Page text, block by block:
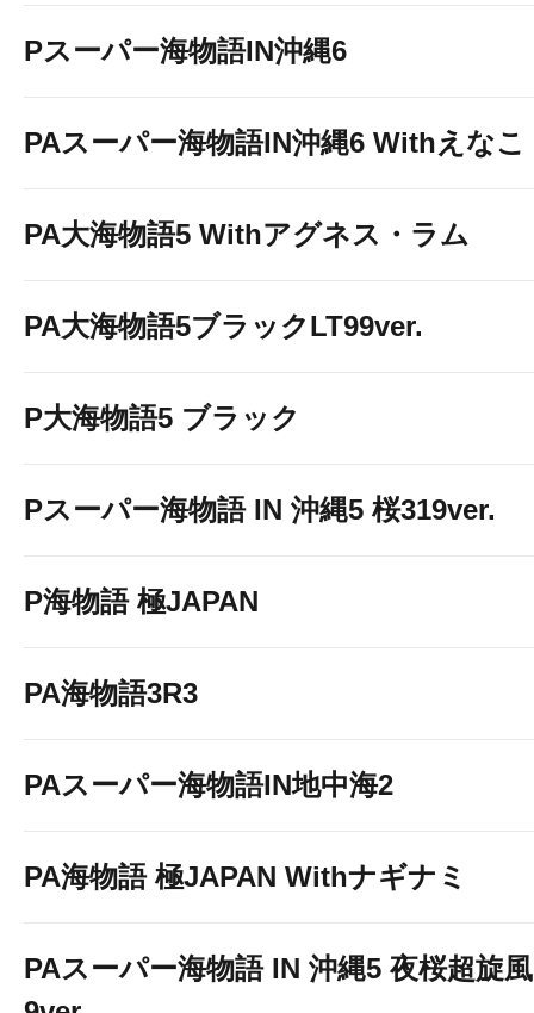
Pスーパー海物語IN沖縄6
PAスーパー海物語IN沖縄6 Withえなこ
PA大海物語5 Withアグネス・ラム
PA大海物語5ブラックLT99ver.
P大海物語5 ブラック
Pスーパー海物語 IN 沖縄5 桜319ver.
P海物語 極JAPAN
PA海物語3R3
PAスーパー海物語IN地中海2
PA海物語 極JAPAN Withナギナミ
PAスーパー海物語 IN 沖縄5 夜桜超旋